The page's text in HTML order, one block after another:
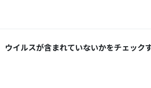
ウイルスが含まれていないかをチェック